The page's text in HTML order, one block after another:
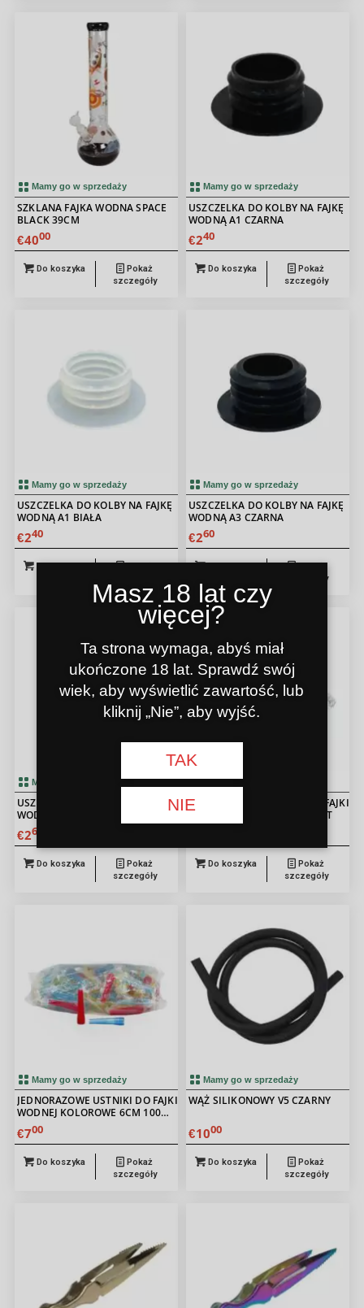
Mamy go w sprzedaży
SZKLANA FAJKA WODNA SPACE
BLACK 39CM
€4000
Do koszyka
Pokaż
szczegóły
Mamy go w sprzedaży
USZCZELKA DO KOLBY NA FAJKĘ
WODNĄ A1 CZARNA
€240
Do koszyka
Pokaż
szczegóły
Mamy go w sprzedaży
USZCZELKA DO KOLBY NA FAJKĘ
WODNĄ A1 BIAŁA
€240
Mamy go w sprzedaży
USZCZELKA DO KOLBY NA FAJKĘ
WODNĄ A3 CZARNA
€260
szczegóły
Mamy go w sprzedaży
USZCZELKA DO KOLBY NA FAJKĘ
WODNĄ A3 BIAŁA
€260
Do koszyka
Pokaż
szczegóły
Mamy go w sprzedaży
JEDNORAZOWE USTNIKI DO FAJKI
WODNEJ CZARNE 6CM 100SZT
Do koszyka
Pokaż
szczegóły
Mamy go w sprzedaży
JEDNORAZOWE USTNIKI DO FAJKI
WODNEJ KOLOROWE 6CM 100
SZT
€700
Do koszyka
Pokaż
szczegóły
Mamy go w sprzedaży
WĄŻ SILIKONOWY V5 CZARNY
€1000
Do koszyka
Pokaż
szczegóły
Masz 18 lat czy
więcej?
Ta strona wymaga, abyś miał
ukończone 18 lat. Sprawdź swój
wiek, aby wyświetlić zawartość, lub
kliknij „Nie”, aby wyjść.
TAK
NIE